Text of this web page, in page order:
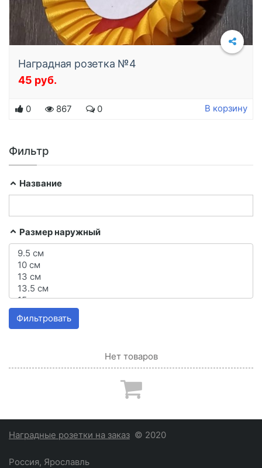
Наградная розетка №4
45 руб.
0 867 0 В корзину
Фильтр
Название
Размер наружный
Фильтровать
Нет товаров
Наградные розетки на заказ © 2020
Россия, Ярославль